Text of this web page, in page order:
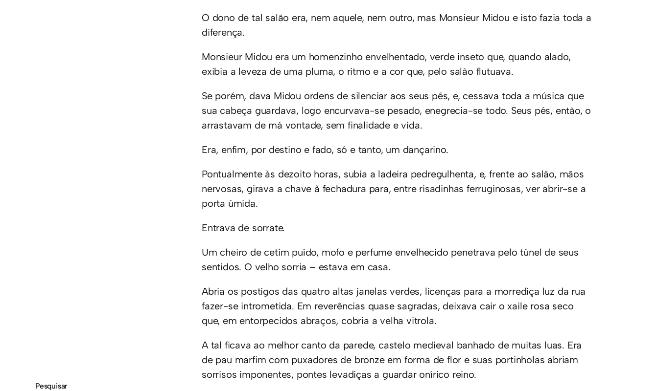
Pesquisar
O dono de tal salão era, nem aquele, nem outro, mas Monsieur Midou e isto fazia toda a
diferença.
Monsieur Midou era um homenzinho envelhentado, verde inseto que, quando alado,
exibia a leveza de uma pluma, o ritmo e a cor que, pelo salão flutuava.
Se porém, dava Midou ordens de silenciar aos seus pés, e, cessava toda a música que
sua cabeça guardava, logo encurvava-se pesado, enegrecia-se todo. Seus pés, então, o
arrastavam de má vontade, sem finalidade e vida.
Era, enfim, por destino e fado, só e tanto, um dançarino.
Pontualmente às dezoito horas, subia a ladeira pedregulhenta, e, frente ao salão, mãos
nervosas, girava a chave à fechadura para, entre risadinhas ferruginosas, ver abrir-se a
porta úmida.
Entrava de sorrate.
Um cheiro de cetim puído, mofo e perfume envelhecido penetrava pelo túnel de seus
sentidos. O velho sorria – estava em casa.
Abria os postigos das quatro altas janelas verdes, licenças para a morrediça luz da rua
fazer-se intrometida. Em reverências quase sagradas, deixava cair o xaile rosa seco
que, em entorpecidos abraços, cobria a velha vitrola.
A tal ficava ao melhor canto da parede, castelo medieval banhado de muitas luas. Era
de pau marfim com puxadores de bronze em forma de flor e suas portinholas abriam
sorrisos imponentes, pontes levadiças a guardar onírico reino.